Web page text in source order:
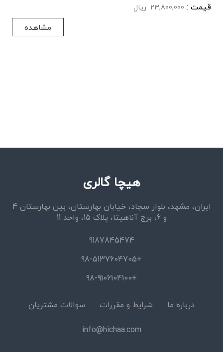
قیمت : 23,800,000 ریال
مشاهده
هیچا گالری
ایران، مشهد، بلوار سجاد، خیابان بهارستان، بین بهارستان 4
و 6، برج آناهیتا، پلاک 15، واحد 11
9187845474
+98-5137604705
+98-9106104100
درباره ما
شرایط و مقررات
سوالات مشتریان
info@hichaa.com